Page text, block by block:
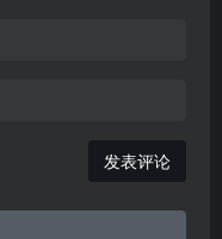
发表评论